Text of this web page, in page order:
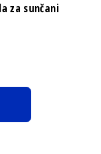
za sunčani